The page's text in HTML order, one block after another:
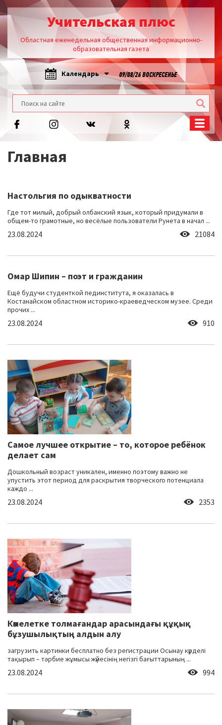
Учительская плюс
Областная еженедельная общественная информационно-
образовательная газета
Календарь 09/08/26 ВОСКРЕСЕНЬЕ
Главная
Настольгия по одыкватности
Где тот милый, добрый олбанский язык, который придумали в
общем-то грамотные, но весёлые пользователи Рунета в начал ...
23.08.2024 21084
Омар Шипин – поэт и гражданин
Ещё будучи студенткой пединститута, я оказалась в
Костанайском областном историко-краеведческом музее. Среди
прочих ...
23.08.2024 910
Самое лучшее открытие – то, которое ребёнок
делает сам
Дошкольный возраст уникален, именно поэтому важно не
упустить этот период для раскрытия творческого потенциала
каждо ...
23.08.2024 2353
Кәмелетке толмағандар арасындағы құқық
бұзушылықтың алдын алу
загрузить картинки бесплатно без регистрации Осынау күрделі
тақырып – тәрбие жұмысы жүйесінің негізгі бағыттарының ...
23.08.2024 994